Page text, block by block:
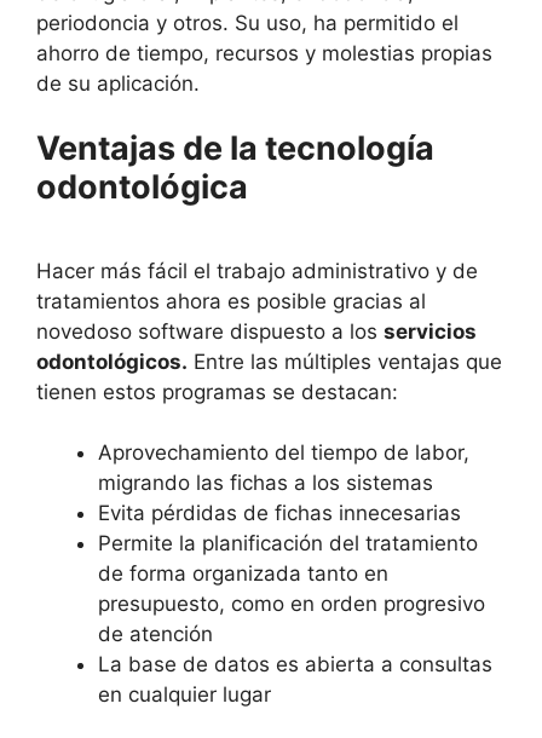
periodoncia y otros. Su uso, ha permitido el
ahorro de tiempo, recursos y molestias propias
de su aplicación.
Ventajas de la tecnología
odontológica
Hacer más fácil el trabajo administrativo y de
tratamientos ahora es posible gracias al
novedoso software dispuesto a los servicios
odontológicos. Entre las múltiples ventajas que
tienen estos programas se destacan:
Aprovechamiento del tiempo de labor,
migrando las fichas a los sistemas
Evita pérdidas de fichas innecesarias
Permite la planificación del tratamiento
de forma organizada tanto en
presupuesto, como en orden progresivo
de atención
La base de datos es abierta a consultas
en cualquier lugar